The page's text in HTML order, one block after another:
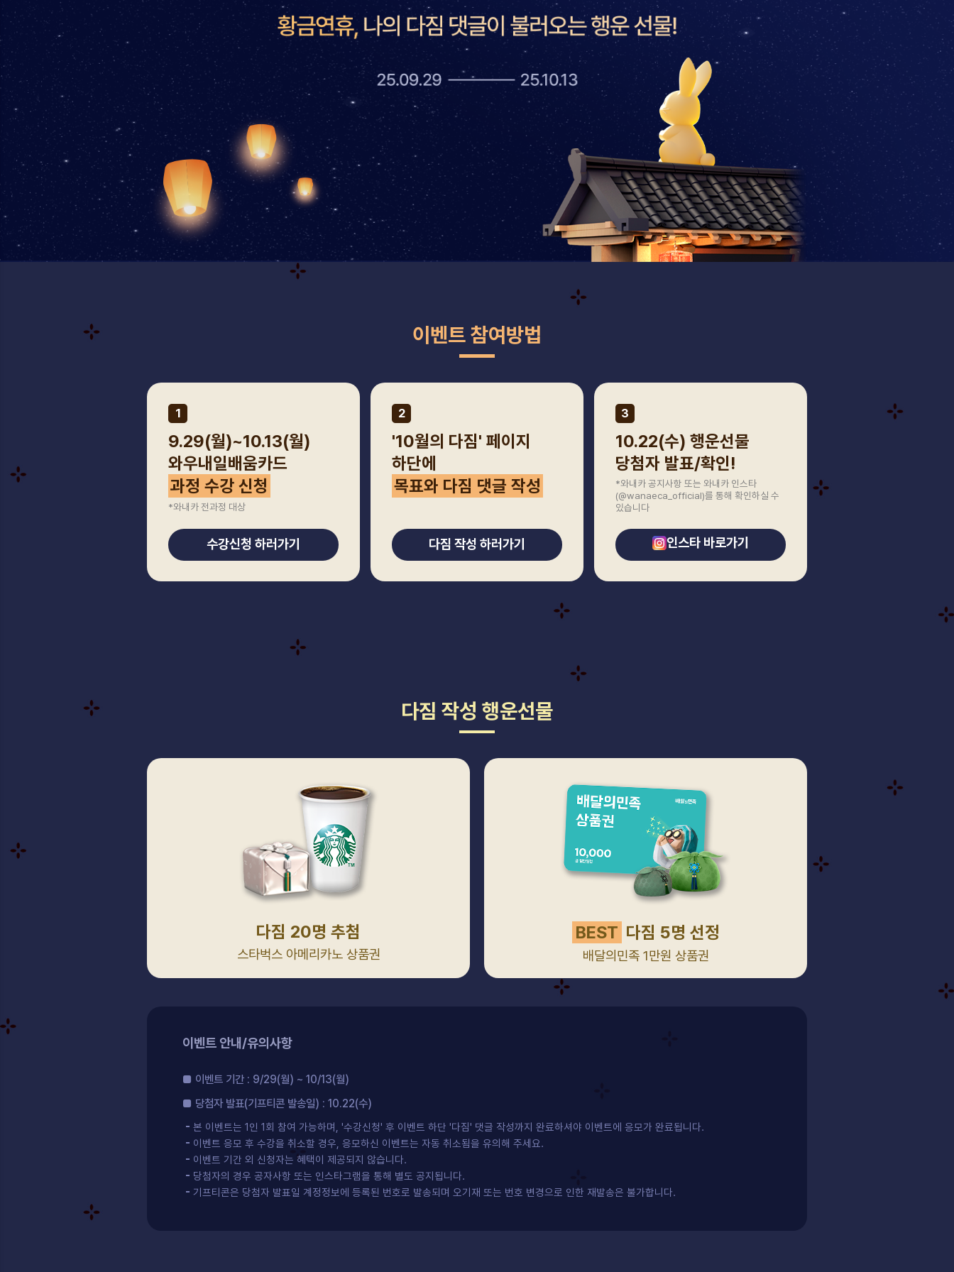
이벤트 참여방법
1
9.29(월)~10.13(월)
와우내일배움카드
과정 수강 신청
*와내카 전과정 대상
수강신청 하러가기
2
'10월의 다짐' 페이지
하단에
목표와 다짐 댓글 작성
다짐 작성 하러가기
3
10.22(수) 행운선물
당첨자 발표/확인!
*와내카 공지사항 또는 와내카 인스타
(@wanaeca_official)를 통해 확인하실 수
있습니다
인스타 바로가기
다짐 작성 행운선물
다짐 20명 추첨
스타벅스 아메리카노 상품권
BEST 다짐 5명 선정
배달의민족 1만원 상품권
이벤트 안내/유의사항
■ 이벤트 기간 : 9/29(월) ~ 10/13(월)
■ 당첨자 발표(기프티콘 발송일) : 10.22(수)
본 이벤트는 1인 1회 참여 가능하며, '수강신청' 후 이벤트 하단 '다짐' 댓글 작성까지 완료하셔야 이벤트에 응모가 완료됩니다.
이벤트 응모 후 수강을 취소할 경우, 응모하신 이벤트는 자동 취소됨을 유의해 주세요.
이벤트 기간 외 신청자는 혜택이 제공되지 않습니다.
당첨자의 경우 공자사항 또는 인스타그램을 통해 별도 공지됩니다.
기프티콘은 당첨자 발표일 계정정보에 등록된 번호로 발송되며 오기재 또는 번호 변경으로 인한 재발송은 불가합니다.